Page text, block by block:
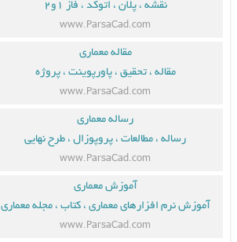
نقشه ، پلان ، اتوکد ، فاز ۱و۲
www.ParsaCad.com
مقاله معماری
مقاله ، تحقیق ، پاورپوینت ، پروژه
www.ParsaCad.com
رساله معماری
رساله ، مطالعات ، پروپوزال ، طرح نهایی
www.ParsaCad.com
آموزش معماری
آموزش نرم افزارهای معماری ، کتاب ، مجله معماری
www.ParsaCad.com